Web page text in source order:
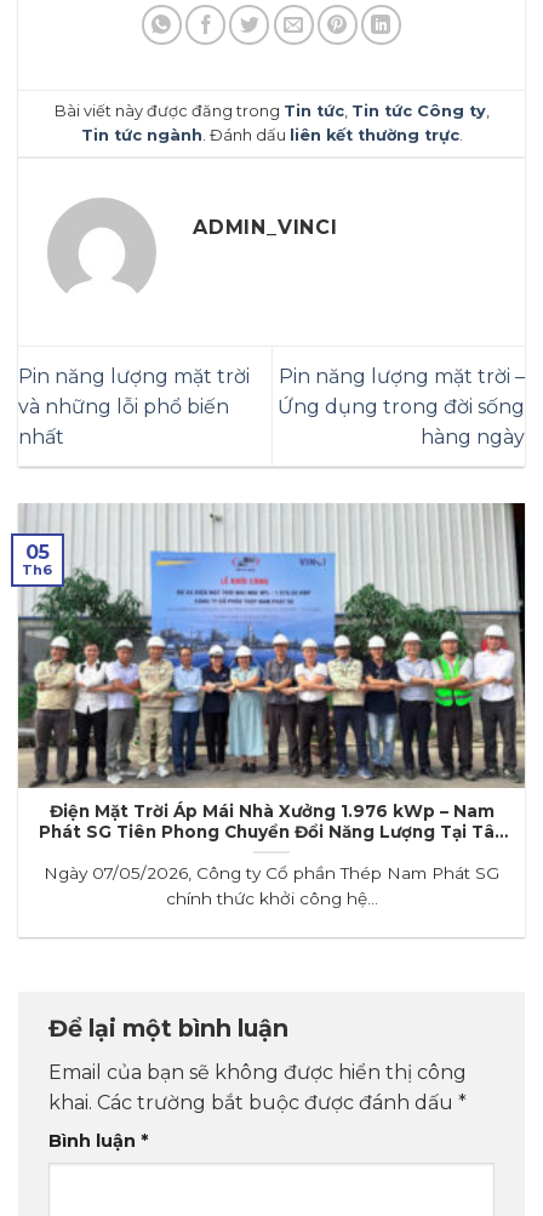
Bài viết này được đăng trong Tin tức, Tin tức Công ty,
Tin tức ngành . Đánh dấu liên kết thường trực.
ADMIN_VINCI
Pin năng lượng mặt trời
và những lỗi phổ biến
nhất
Pin năng lượng mặt trời –
Ứng dụng trong đời sống
hàng ngày
Điện Mặt Trời Áp Mái Nhà Xưởng 1.976 kWp – Nam
Phát SG Tiên Phong Chuyển Đổi Năng Lượng Tại Tây
Ninh
Ngày 07/05/2026, Công ty Cổ phần Thép Nam Phát SG
chính thức khởi công hệ...
05
Th6
Để lại một bình luận
Email của bạn sẽ không được hiển thị công
khai. Các trường bắt buộc được đánh dấu *
Bình luận *